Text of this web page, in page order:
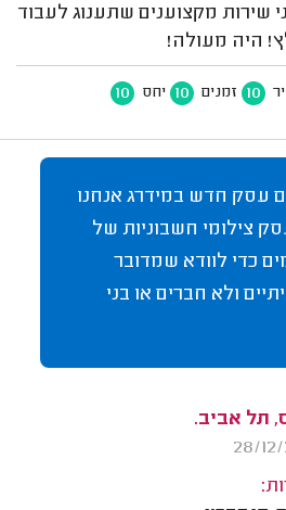
שירות מקצוענים שתענוג לעבוד
היה מעולה!
10 זמנים 10 יחס 10
עסק חדש במידרג אנחנו
צילומי חשבוניות של
כדי לוודא שמדובר
ולא חברים או בני
תל אביב.